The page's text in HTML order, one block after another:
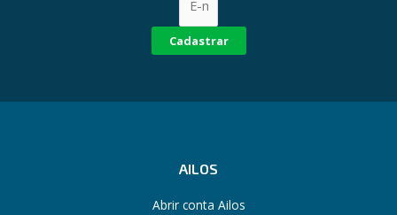
Cadastrar
AILOS
Abrir conta Ailos